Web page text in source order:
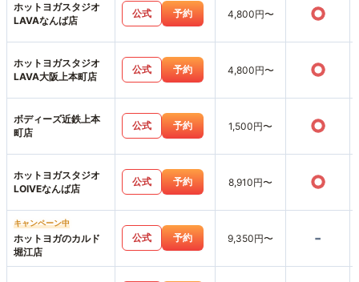
ホットヨガスタジオ
LAVAなんば店
公式 予約 4,800円〜 ○
ホットヨガスタジオ
LAVA大阪上本町店
公式 予約 4,800円〜 ○
ボディーズ近鉄上本
町店
公式 予約 1,500円〜 ○
ホットヨガスタジオ
LOIVEなんば店
公式 予約 8,910円〜 ○
キャンペーン中
ホットヨガのカルド
堀江店
公式 予約 9,350円〜 -